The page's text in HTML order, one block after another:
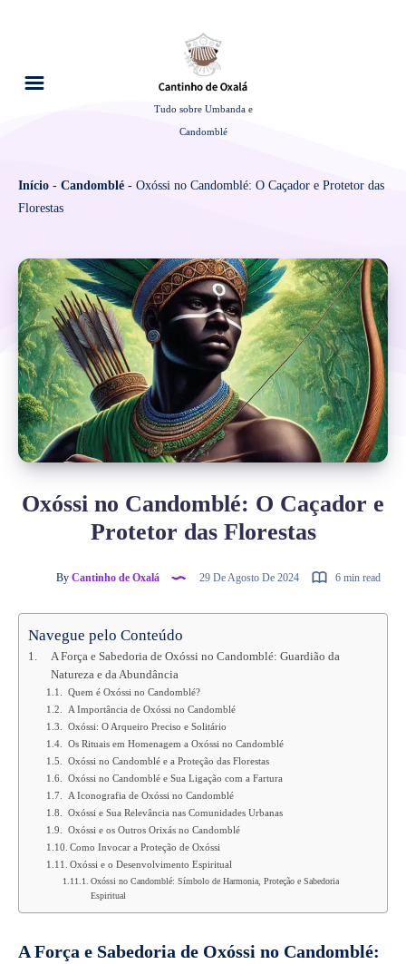
Tudo sobre Umbanda e
Candomblé
Início - Candomblé - Oxóssi no Candomblé: O Caçador e Protetor das
Florestas
Oxóssi no Candomblé: O Caçador e
Protetor das Florestas
ByCantinho de Oxalá 29 De Agosto De 2024 6 min read
Navegue pelo Conteúdo
A Força e Sabedoria de Oxóssi no Candomblé: Guardião da
Natureza e da Abundância
Quem é Oxóssi no Candomblé?
A Importância de Oxóssi no Candomblé
Oxóssi: O Arqueiro Preciso e Solitário
Os Rituais em Homenagem a Oxóssi no Candomblé
Oxóssi no Candomblé e a Proteção das Florestas
Oxóssi no Candomblé e Sua Ligação com a Fartura
A Iconografia de Oxóssi no Candomblé
Oxóssi e Sua Relevância nas Comunidades Urbanas
Oxóssi e os Outros Orixás no Candomblé
Como Invocar a Proteção de Oxóssi
Oxóssi e o Desenvolvimento Espiritual
Oxóssi no Candomblé: Símbolo de Harmonia, Proteção e Sabedoria
Espiritual
A Força e Sabedoria de Oxóssi no Candomblé: